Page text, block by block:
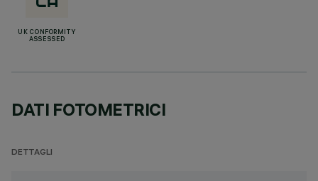
UK CONFORMITY
ASSESSED
DATI FOTOMETRICI
DETTAGLI